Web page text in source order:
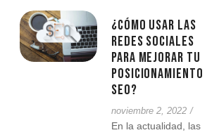
¿Cómo usar las
redes sociales
para mejorar tu
posicionamiento
SEO?
noviembre 2, 2022 /
En la actualidad, las